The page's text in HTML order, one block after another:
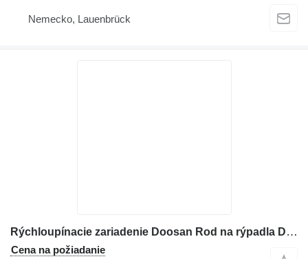
Nemecko, Lauenbrück
Rýchloupínacie zariadenie Doosan Rod na rýpadla Doosan DX 180
Cena na požiadanie